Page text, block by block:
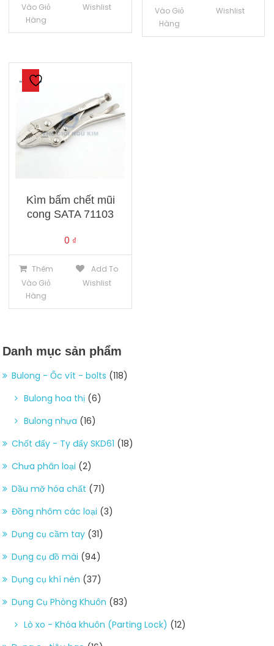
Vào Giỏ
Hàng
Wishlist
Vào Giỏ
Hàng
Wishlist
Kìm bấm chết mũi
cong SATA 71103
0 ₫
Thêm
Vào Giỏ
Hàng
Add To
Wishlist
Danh mục sản phẩm
Bulong - Ốc vít - bolts (118)
Bulong hoa thị (6)
Bulong nhựa (16)
Chốt đẩy - Ty đẩy SKD61 (18)
Chưa phân loại (2)
Dầu mỡ hóa chất (71)
Đồng nhôm các loại (3)
Dụng cụ cầm tay (31)
Dụng cụ đồ mài (94)
Dụng cụ khí nén (37)
Dụng Cụ Phòng Khuôn (83)
Lò xo - Khóa khuôn (Parting Lock) (12)